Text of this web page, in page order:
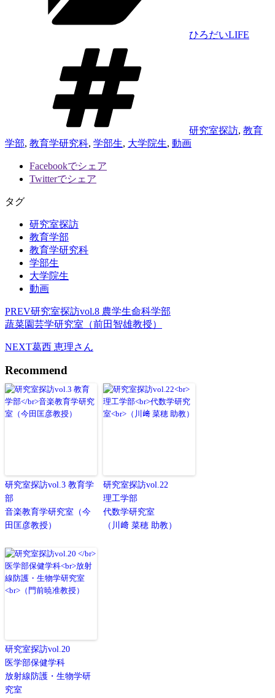
ひろだいLIFE
研究室探訪, 教育
学部, 教育学研究科, 学部生, 大学院生, 動画
Facebookでシェア
Twitterでシェア
タグ
研究室探訪
教育学部
教育学研究科
学部生
大学院生
動画
PREV研究室探訪vol.8 農学生命科学部
蔬菜園芸学研究室（前田智雄教授）
NEXT葛西 恵理さん
Recommend
研究室探訪vol.3 教育学
部
音楽教育学研究室（今
田匡彦教授）
研究室探訪vol.22
理工学部
代数学研究室
（川﨑 菜穂 助教）
研究室探訪vol.20
医学部保健学科
放射線防護・生物学研
究室